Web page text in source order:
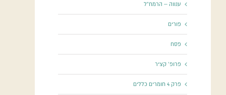
ענווה – הרמח"ל
פורים
פסח
פרופ' קציר
פרק 4 חומרים כללים